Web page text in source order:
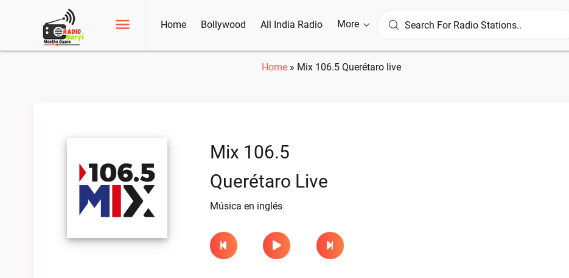
Home Bollywood All India Radio More
Home» Mix 106.5 Querétaro live
Mix 106.5
Querétaro Live
Música en inglés